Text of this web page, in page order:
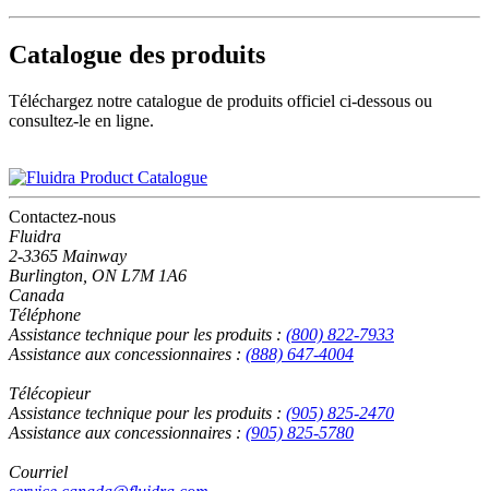
Catalogue des produits
Téléchargez notre catalogue de produits officiel ci-dessous ou
consultez-le en ligne.
Contactez-nous
Fluidra
2-3365 Mainway
Burlington, ON L7M 1A6
Canada
Téléphone
Assistance technique pour les produits : (800) 822-7933
Assistance aux concessionnaires : (888) 647-4004
Télécopieur
Assistance technique pour les produits : (905) 825-2470
Assistance aux concessionnaires : (905) 825-5780
Courriel